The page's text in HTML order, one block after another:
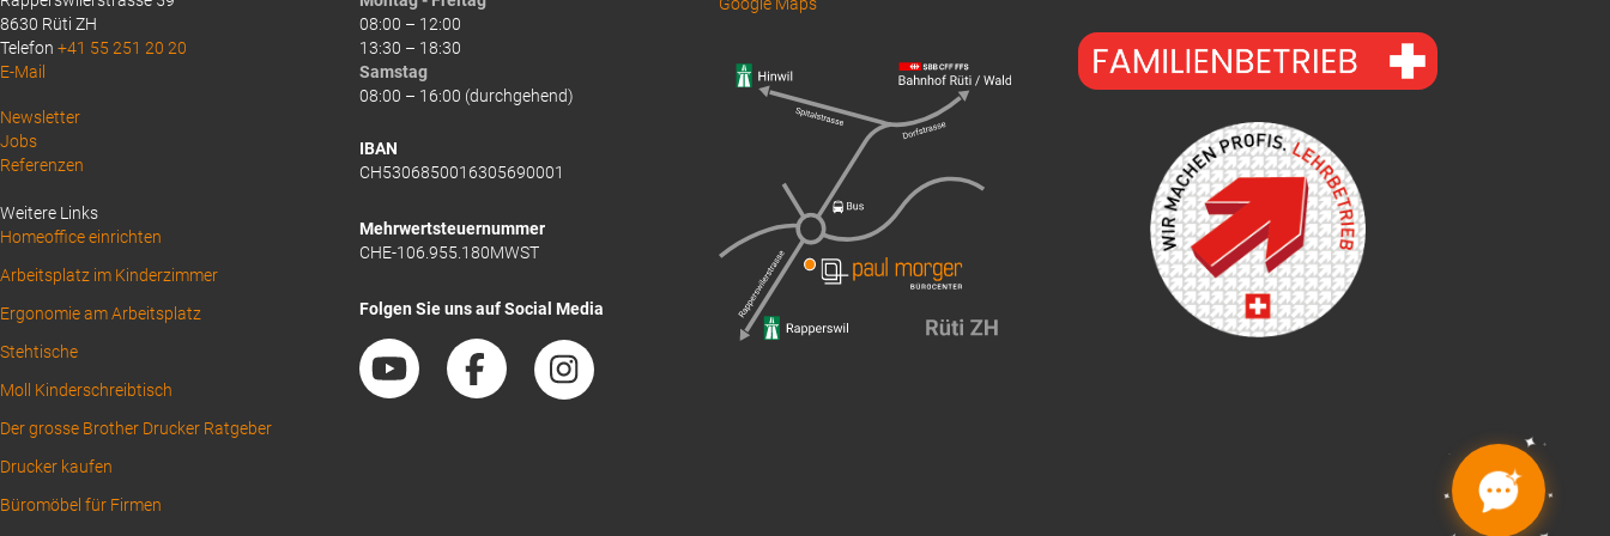
8630 Rüti ZH
Telefon +41 55 251 20 20
E-Mail
Above
Footer
Newsletter
Jobs
Referenzen
Weitere Links
Homeoffice einrichten
Arbeitsplatz im Kinderzimmer
Ergonomie am Arbeitsplatz
Stehtische
Moll Kinderschreibtisch
Der grosse Brother Drucker Ratgeber
Drucker kaufen
Büromöbel für Firmen
08:00 – 12:00
13:30 – 18:30
Samstag
08:00 – 16:00 (durchgehend)
IBAN
CH5306850016305690001
Mehrwertsteuernummer
CHE-106.955.180MWST
Folgen Sie uns auf Social Media
✦
✦
✦